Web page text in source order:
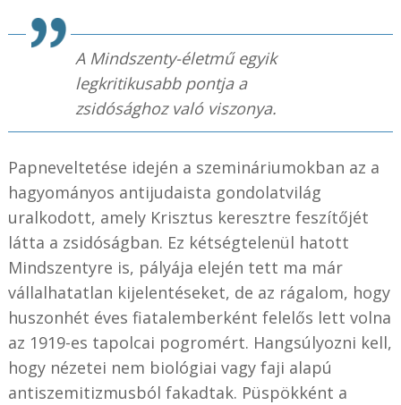
A Mindszenty-életmű egyik
legkritikusabb pontja a
zsidósághoz való viszonya.
Papneveltetése idején a szemináriumokban az a
hagyományos antijudaista gondolatvilág
uralkodott, amely Krisztus keresztre feszítőjét
látta a zsidóságban. Ez kétségtelenül hatott
Mindszentyre is, pályája elején tett ma már
vállalhatatlan kijelentéseket, de az rágalom, hogy
huszonhét éves fiatalemberként felelős lett volna
az 1919-es tapolcai pogromért. Hangsúlyozni kell,
hogy nézetei nem biológiai vagy faji alapú
antiszemitizmusból fakadtak. Püspökként a